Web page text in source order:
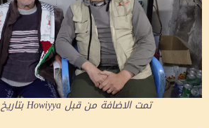
تمت الاضافة من قبلHowiyyaبتاريخ